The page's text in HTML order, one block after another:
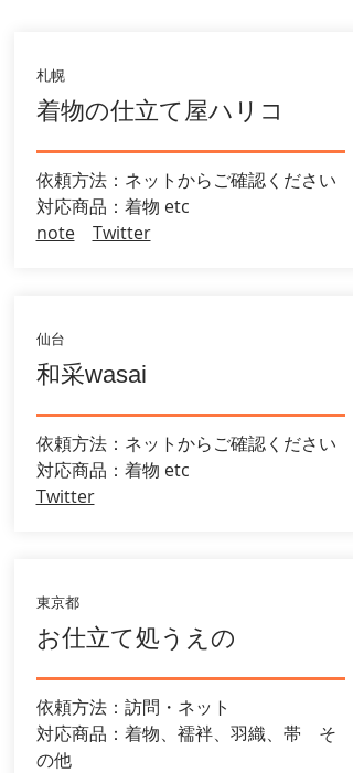
札幌
着物の仕立て屋ハリコ
依頼方法：ネットからご確認ください
​対応商品：着物 etc
note
Twitter
仙台
和采wasai
依頼方法：ネットからご確認ください
​対応商品：着物 etc
Twitter
東京都
お仕立て処うえの
依頼方法：訪問・ネット
​対応商品：着物、襦袢、羽織、帯 そ
の他